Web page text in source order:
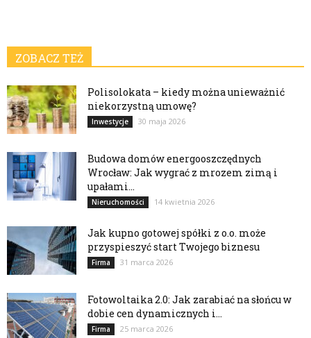
ZOBACZ TEŻ
Polisolokata – kiedy można unieważnić
niekorzystną umowę?
Inwestycje 30 maja 2026
Budowa domów energooszczędnych
Wrocław: Jak wygrać z mrozem zimą i
upałami...
Nieruchomości 14 kwietnia 2026
Jak kupno gotowej spółki z o.o. może
przyspieszyć start Twojego biznesu
Firma 31 marca 2026
Fotowoltaika 2.0: Jak zarabiać na słońcu w
dobie cen dynamicznych i...
Firma 25 marca 2026